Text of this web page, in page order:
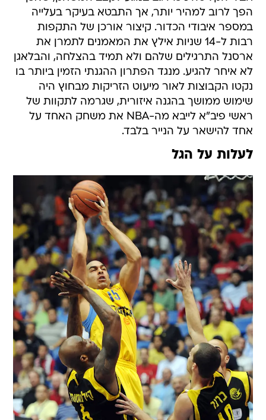
הפך לרוב למהיר יותר, אך התבטא בעיקר בעלייה
במספר איבודי הכדור. קיצור אורכן של התקפות
רבות ל-14 שניות אילץ את המאמנים לתמרן את
ארסנל התרגילים שלהם ולא תמיד בהצלחה, והבלאגן
לא איחר להגיע. מנגד הפתרון ההגנתי הזמין ביותר בו
נקטו הקבוצות לאור מיעוט הזריקות מבחוץ היה
שימוש ממושך בהגנה איזורית, שגרמה לתקוות של
ראשי פיב"א לייבא מה-NBA את משחק האחד על
אחד להישאר על הנייר בלבד.
לעלות על הגל